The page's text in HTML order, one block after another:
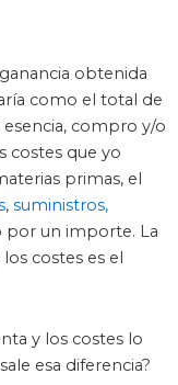
obtenida
como el total de
compro y/o
costes que yo
primas, el
, suministros,
por un importe. La
costes es el
y los costes lo
esa diferencia?